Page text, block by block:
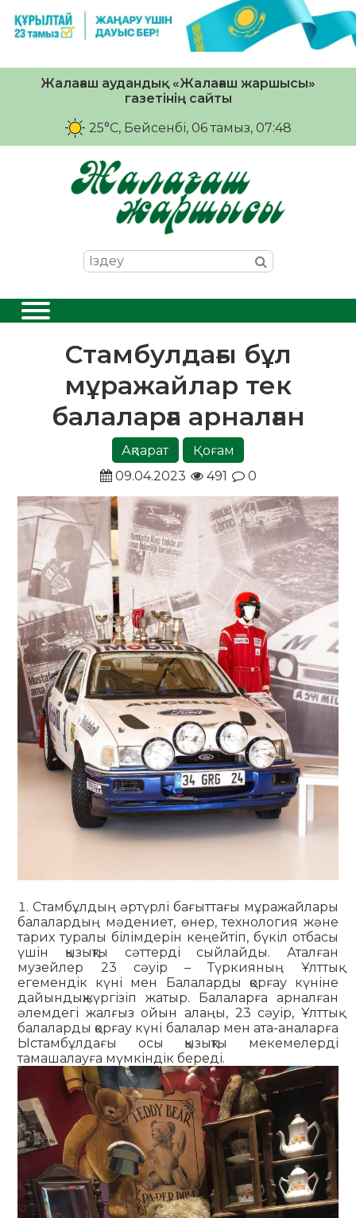
Жалағаш аудандық «Жалағаш жаршысы»
газетінің сайты
25°C, Бейсенбі, 06 тамыз, 07:48
Стамбулдағы бұл
мұражайлар тек
балаларға арналған
Ақпарат
Қоғам
09.04.2023
491 0
Стамбұлдың әртүрлі бағыттағы мұражайлары
балалардың мәдениет, өнер, технология және
тарих туралы білімдерін кеңейтіп, бүкіл отбасы
үшін қызықты сәттерді сыйлайды. Аталған
музейлер 23 сәуір – Түркияның Ұлттық
егемендік күні мен Балаларды қорғау күніне
дайындықжүргізіп жатыр. Балаларға арналған
әлемдегі жалғыз ойын алаңы, 23 сәуір, Ұлттық
балаларды қорғау күні балалар мен ата-аналарға
Ыстамбұлдағы осы қызықты мекемелерді
тамашалауға мүмкіндік береді.